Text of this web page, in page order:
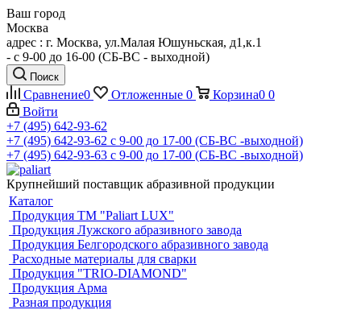
Ваш город
Москва
адрес : г. Москва, ул.Малая Юшуньская, д1,к.1
- c 9-00 до 16-00 (СБ-ВС - выходной)
Поиск
Сравнение0 Отложенные 0 Корзина0 0
Войти
+7 (495) 642-93-62
+7 (495) 642-93-62 c 9-00 до 17-00 (СБ-ВС -выходной)
+7 (495) 642-93-63 c 9-00 до 17-00 (СБ-ВС -выходной)
Крупнейший поставщик абразивной продукции
Каталог
Продукция ТМ "Paliart LUX"
Продукция Лужского абразивного завода
Продукция Белгородского абразивного завода
Расходные материалы для сварки
Продукция "TRIO-DIAMOND"
Продукция Арма
Разная продукция